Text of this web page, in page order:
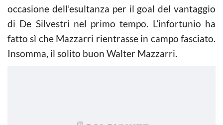
occasione dell’esultanza per il goal del vantaggio
di De Silvestri nel primo tempo. L’infortunio ha
fatto sì che Mazzarri rientrasse in campo fasciato.
Insomma, il solito buon Walter Mazzarri.